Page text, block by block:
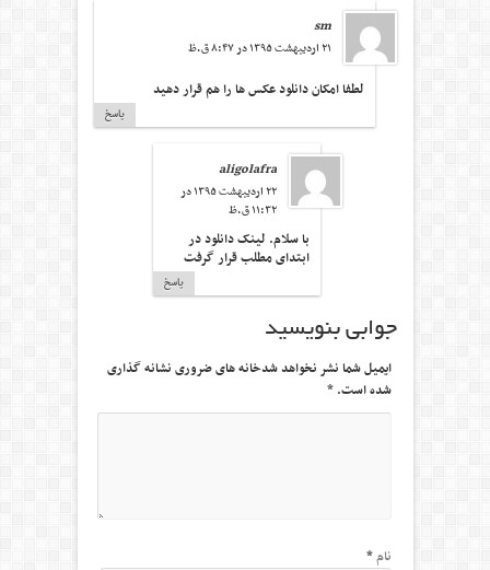
sm
۲۱ اردیبهشت ۱۳۹۵ در ۸:۴۷ ق.ظ
لطفا امکان دانلود عکس ها را هم قرار دهید
پاسخ
aligolafra
۲۲ اردیبهشت ۱۳۹۵ در
۱۱:۳۲ ق.ظ
با سلام. لینک دانلود در
ابتدای مطلب قرار گرفت
پاسخ
جوابی بنویسید
ایمیل شما نشر نخواهد شدخانه های ضروری نشانه گذاری
شده است.*
نام*